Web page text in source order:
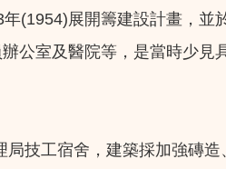
(1954)展開籌建設計畫，
公室及醫院等，是當時少
技工宿舍，建築採加強磚